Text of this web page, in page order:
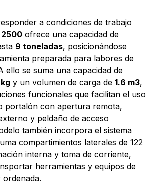
a condiciones de trabajo
2500 ofrece una capacidad de
9 toneladas, posicionándose
preparada para labores de
ello se suma una capacidad de
y un volumen de carga de 1.6 m3,
funcionales que facilitan el uso
portalón con apertura remota,
y peldaño de acceso
también incorpora el sistema
compartimientos laterales de 122
interna y toma de corriente,
herramientas y equipos de